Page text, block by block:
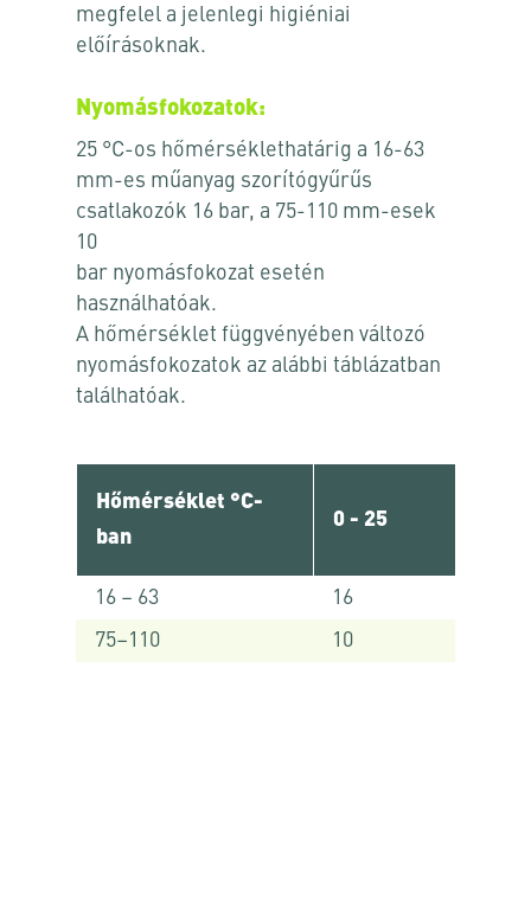
megfelel a jelenlegi higiéniai
előírásoknak.
Nyomásfokozatok:
25 °C-os hőmérséklethatárig a 16-63
mm-es műanyag szorítógyűrűs
csatlakozók 16 bar, a 75-110 mm-esek
10
bar nyomásfokozat esetén
használhatóak.
A hőmérséklet függvényében változó
nyomásfokozatok az alábbi táblázatban
találhatóak.
Hőmérséklet °C-
ban
0 - 25
16 – 63
16
75–110
10